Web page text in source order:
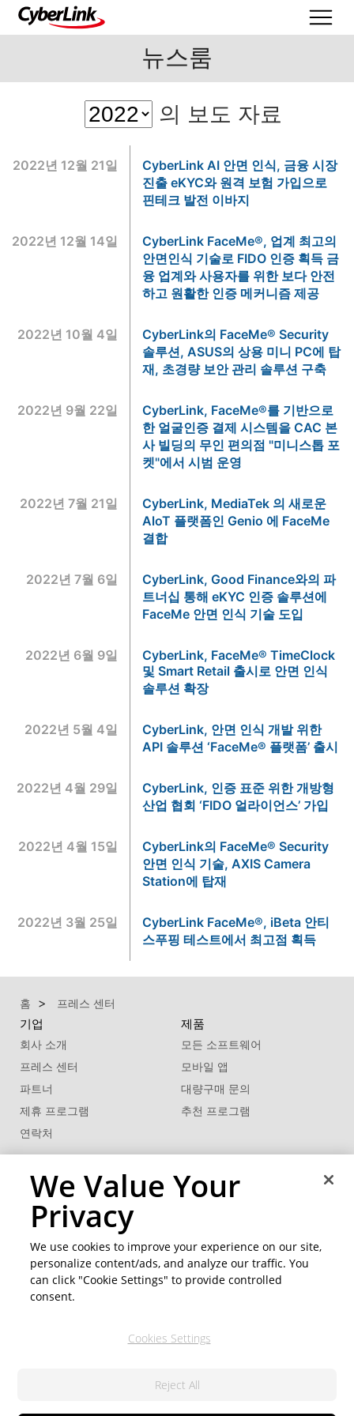
뉴스룸
의 보도 자료
2022년 12월 21일
CyberLink AI 안면 인식, 금융 시장
진출 eKYC와 원격 보험 가입으로
핀테크 발전 이바지
2022년 12월 14일
CyberLink FaceMe®, 업계 최고의
안면인식 기술로 FIDO 인증 획득 금
융 업계와 사용자를 위한 보다 안전
하고 원활한 인증 메커니즘 제공
2022년 10월 4일
CyberLink의 FaceMe® Security
솔루션, ASUS의 상용 미니 PC에 탑
재, 초경량 보안 관리 솔루션 구축
2022년 9월 22일
CyberLink, FaceMe®를 기반으로
한 얼굴인증 결제 시스템을 CAC 본
사 빌딩의 무인 편의점 "미니스톱 포
켓"에서 시범 운영
2022년 7월 21일
CyberLink, MediaTek 의 새로운
AloT 플랫폼인 Genio 에 FaceMe
결합
2022년 7월 6일
CyberLink, Good Finance와의 파
트너십 통해 eKYC 인증 솔루션에
FaceMe 안면 인식 기술 도입
2022년 6월 9일
CyberLink, FaceMe® TimeClock
및 Smart Retail 출시로 안면 인식
솔루션 확장
2022년 5월 4일
CyberLink, 안면 인식 개발 위한
API 솔루션 ‘FaceMe® 플랫폼’ 출시
2022년 4월 29일
CyberLink, 인증 표준 위한 개방형
산업 협회 ‘FIDO 얼라이언스’ 가입
2022년 4월 15일
CyberLink의 FaceMe® Security
안면 인식 기술, AXIS Camera
Station에 탑재
2022년 3월 25일
CyberLink FaceMe®, iBeta 안티
스푸핑 테스트에서 최고점 획득
홈 프레스 센터
기업
회사 소개
프레스 센터
파트너
제휴 프로그램
연락처
제품
모든 소프트웨어
모바일 앱
대량구매 문의
추천 프로그램
FaceMe®SDK
지원센터
커뮤니티 지역 변경
We Value Your
Privacy
We use cookies to improve your experience on our site,
personalize content/ads, and analyze our traffic. You
can click "Cookie Settings" to provide controlled
consent.
Cookies Settings
Reject All